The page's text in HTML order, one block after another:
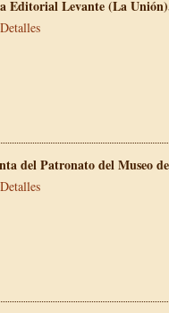
Editorial Levante (La
Detalles
del Patronato del Museo
Detalles